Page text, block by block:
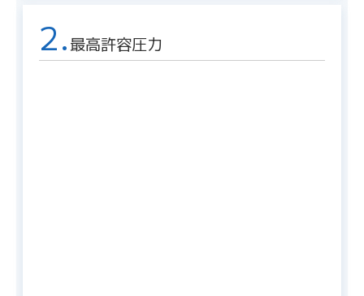
2.最高許容圧力